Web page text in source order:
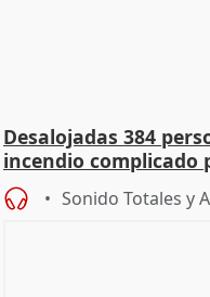
Desalojadas 384
incendio complicado
Sonido Totales y